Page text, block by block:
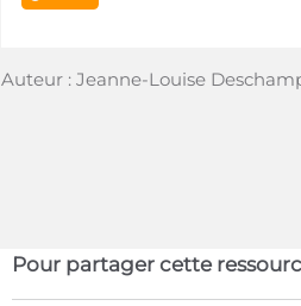
Auteur : Jeanne-Louise
Pour partager cette